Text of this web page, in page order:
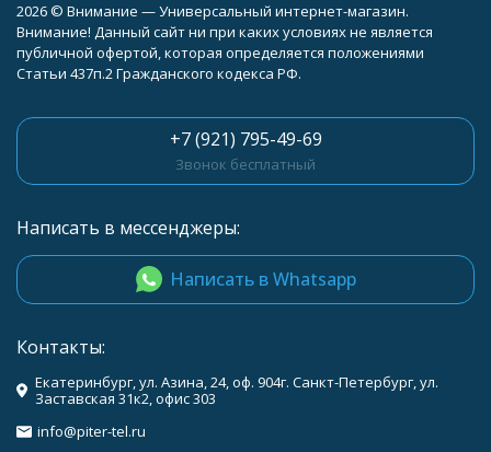
2026 © Внимание — Универсальный интернет-магазин.
Внимание! Данный сайт ни при каких условиях не является
публичной офертой, которая определяется положениями
Статьи 437п.2 Гражданского кодекса РФ.
+7 (921) 795-49-69
Звонок бесплатный
Написать в мессенджеры:
Написать в Whatsapp
Контакты:
Екатеринбург, ул. Азина, 24, оф. 904г. Санкт-Петербург, ул.
Заставская 31к2, офис 303
info@piter-tel.ru